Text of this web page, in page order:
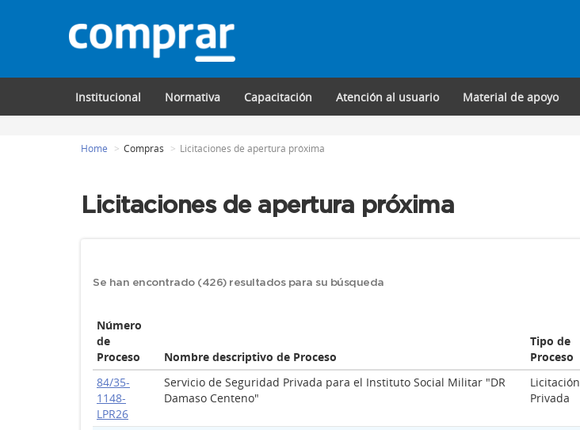
Institucional Normativa Capacitación Atención al usuario Material de apoyo
Home Compras Licitaciones de apertura próxima
Licitaciones de apertura próxima
Se han encontrado (426) resultados para su búsqueda
Número
de
Proceso
Nombre descriptivo de Proceso
Tipo de
Proceso
84/35-
1148-
LPR26
Servicio de Seguridad Privada para el Instituto Social Militar "DR
Damaso Centeno"
Licitación
Privada